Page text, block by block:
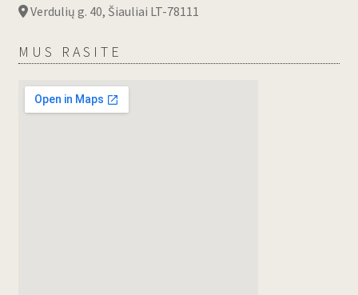
Verdulių g. 40, Šiauliai LT-78111
MUS RASITE